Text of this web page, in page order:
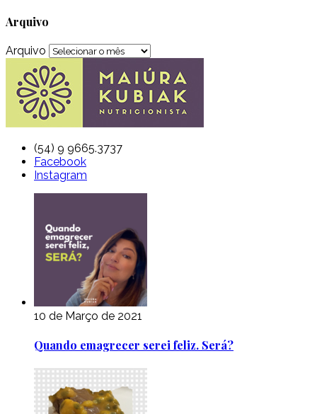
Arquivo
Arquivo
(54) 9 9665.3737
Facebook
Instagram
10 de Março de 2021
Quando emagrecer serei feliz. Será?